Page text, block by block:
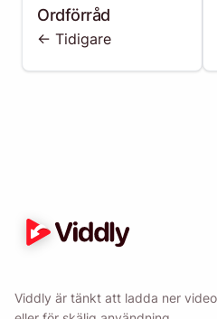
Ordförråd
<- Tidigare
Viddly är tänkt att ladda ner